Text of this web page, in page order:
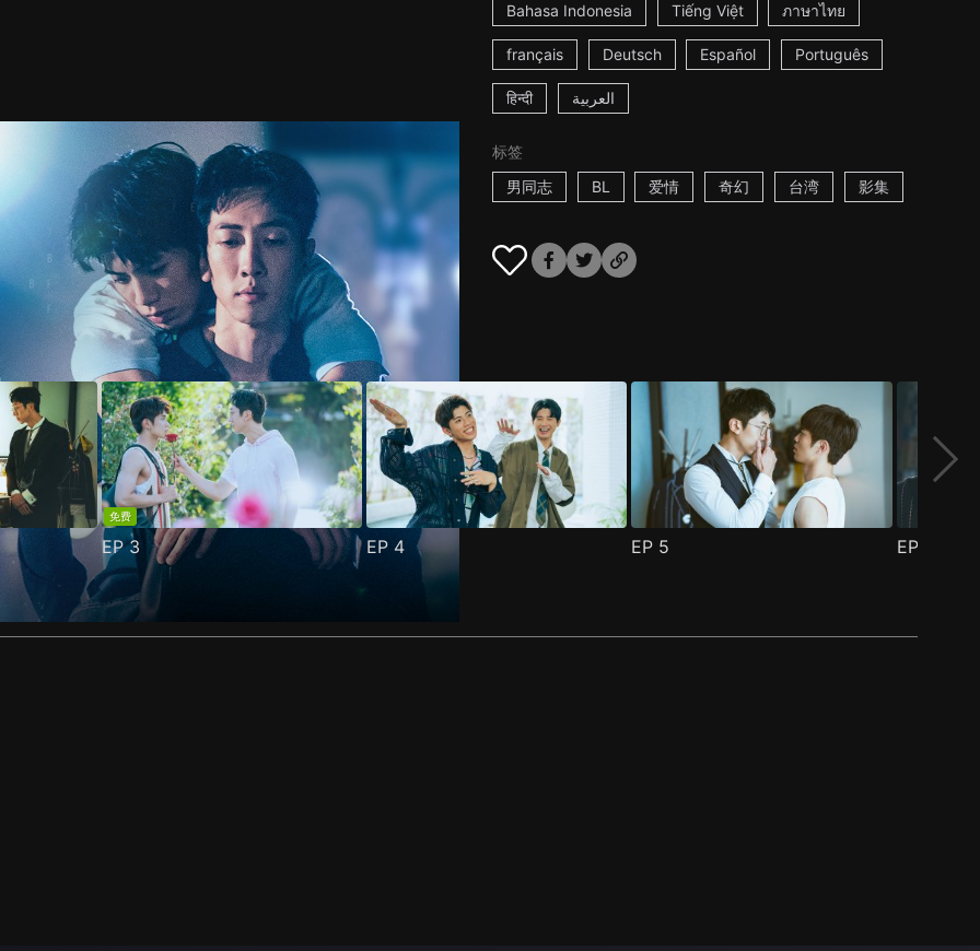
Bahasa Indonesia Tiếng Việt ภาษาไทย
français Deutsch Español Português
हिन्दी العربية
标签
男同志
BL 爱情 奇幻 台湾 影集
免费
EP3 EP 4 EP 5 EP